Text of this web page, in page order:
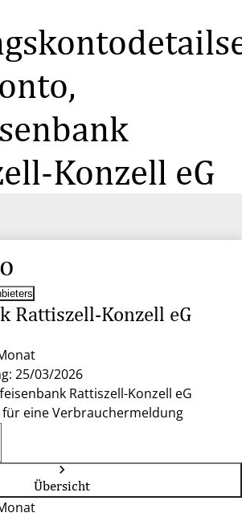
auf
100%
Konzell eG
Rattiszell-Konzell eG
25/03/2026
Rattiszell-Konzell eG
eine Verbrauchermeldung
Übersicht